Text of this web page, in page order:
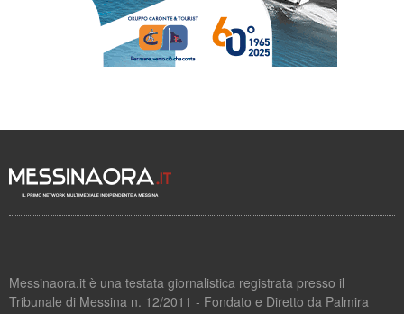
Messinaora.it è una testata giornalistica registrata presso il
Tribunale di Messina n. 12/2011 - Fondato e Diretto da Palmira